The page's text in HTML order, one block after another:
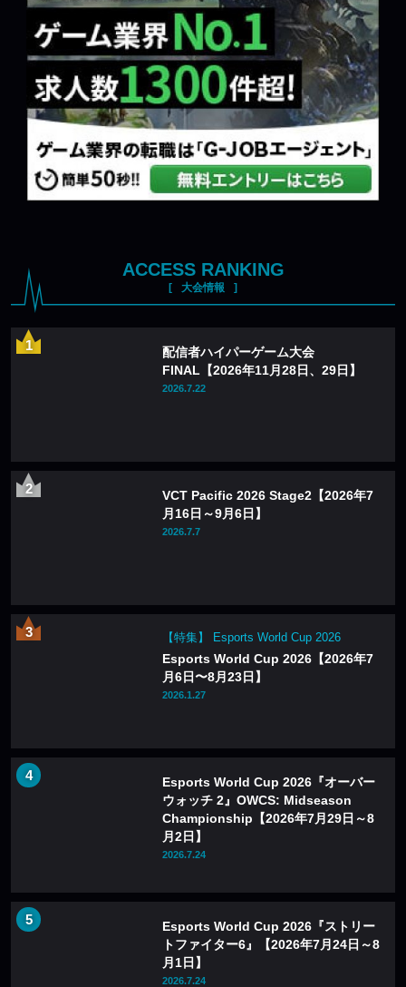
ACCESS RANKING
大会情報
配信者ハイパーゲーム大会
FINAL【2026年11月28日、29日】
2026.7.22
VCT Pacific 2026 Stage2【2026年7
月16日～9月6日】
2026.7.7
【特集】 Esports World Cup 2026
Esports World Cup 2026【2026年7
月6日〜8月23日】
2026.1.27
Esports World Cup 2026『オーバー
ウォッチ 2』OWCS: Midseason
Championship【2026年7月29日～8
月2日】
2026.7.24
Esports World Cup 2026『ストリー
トファイター6』【2026年7月24日～8
月1日】
2026.7.24